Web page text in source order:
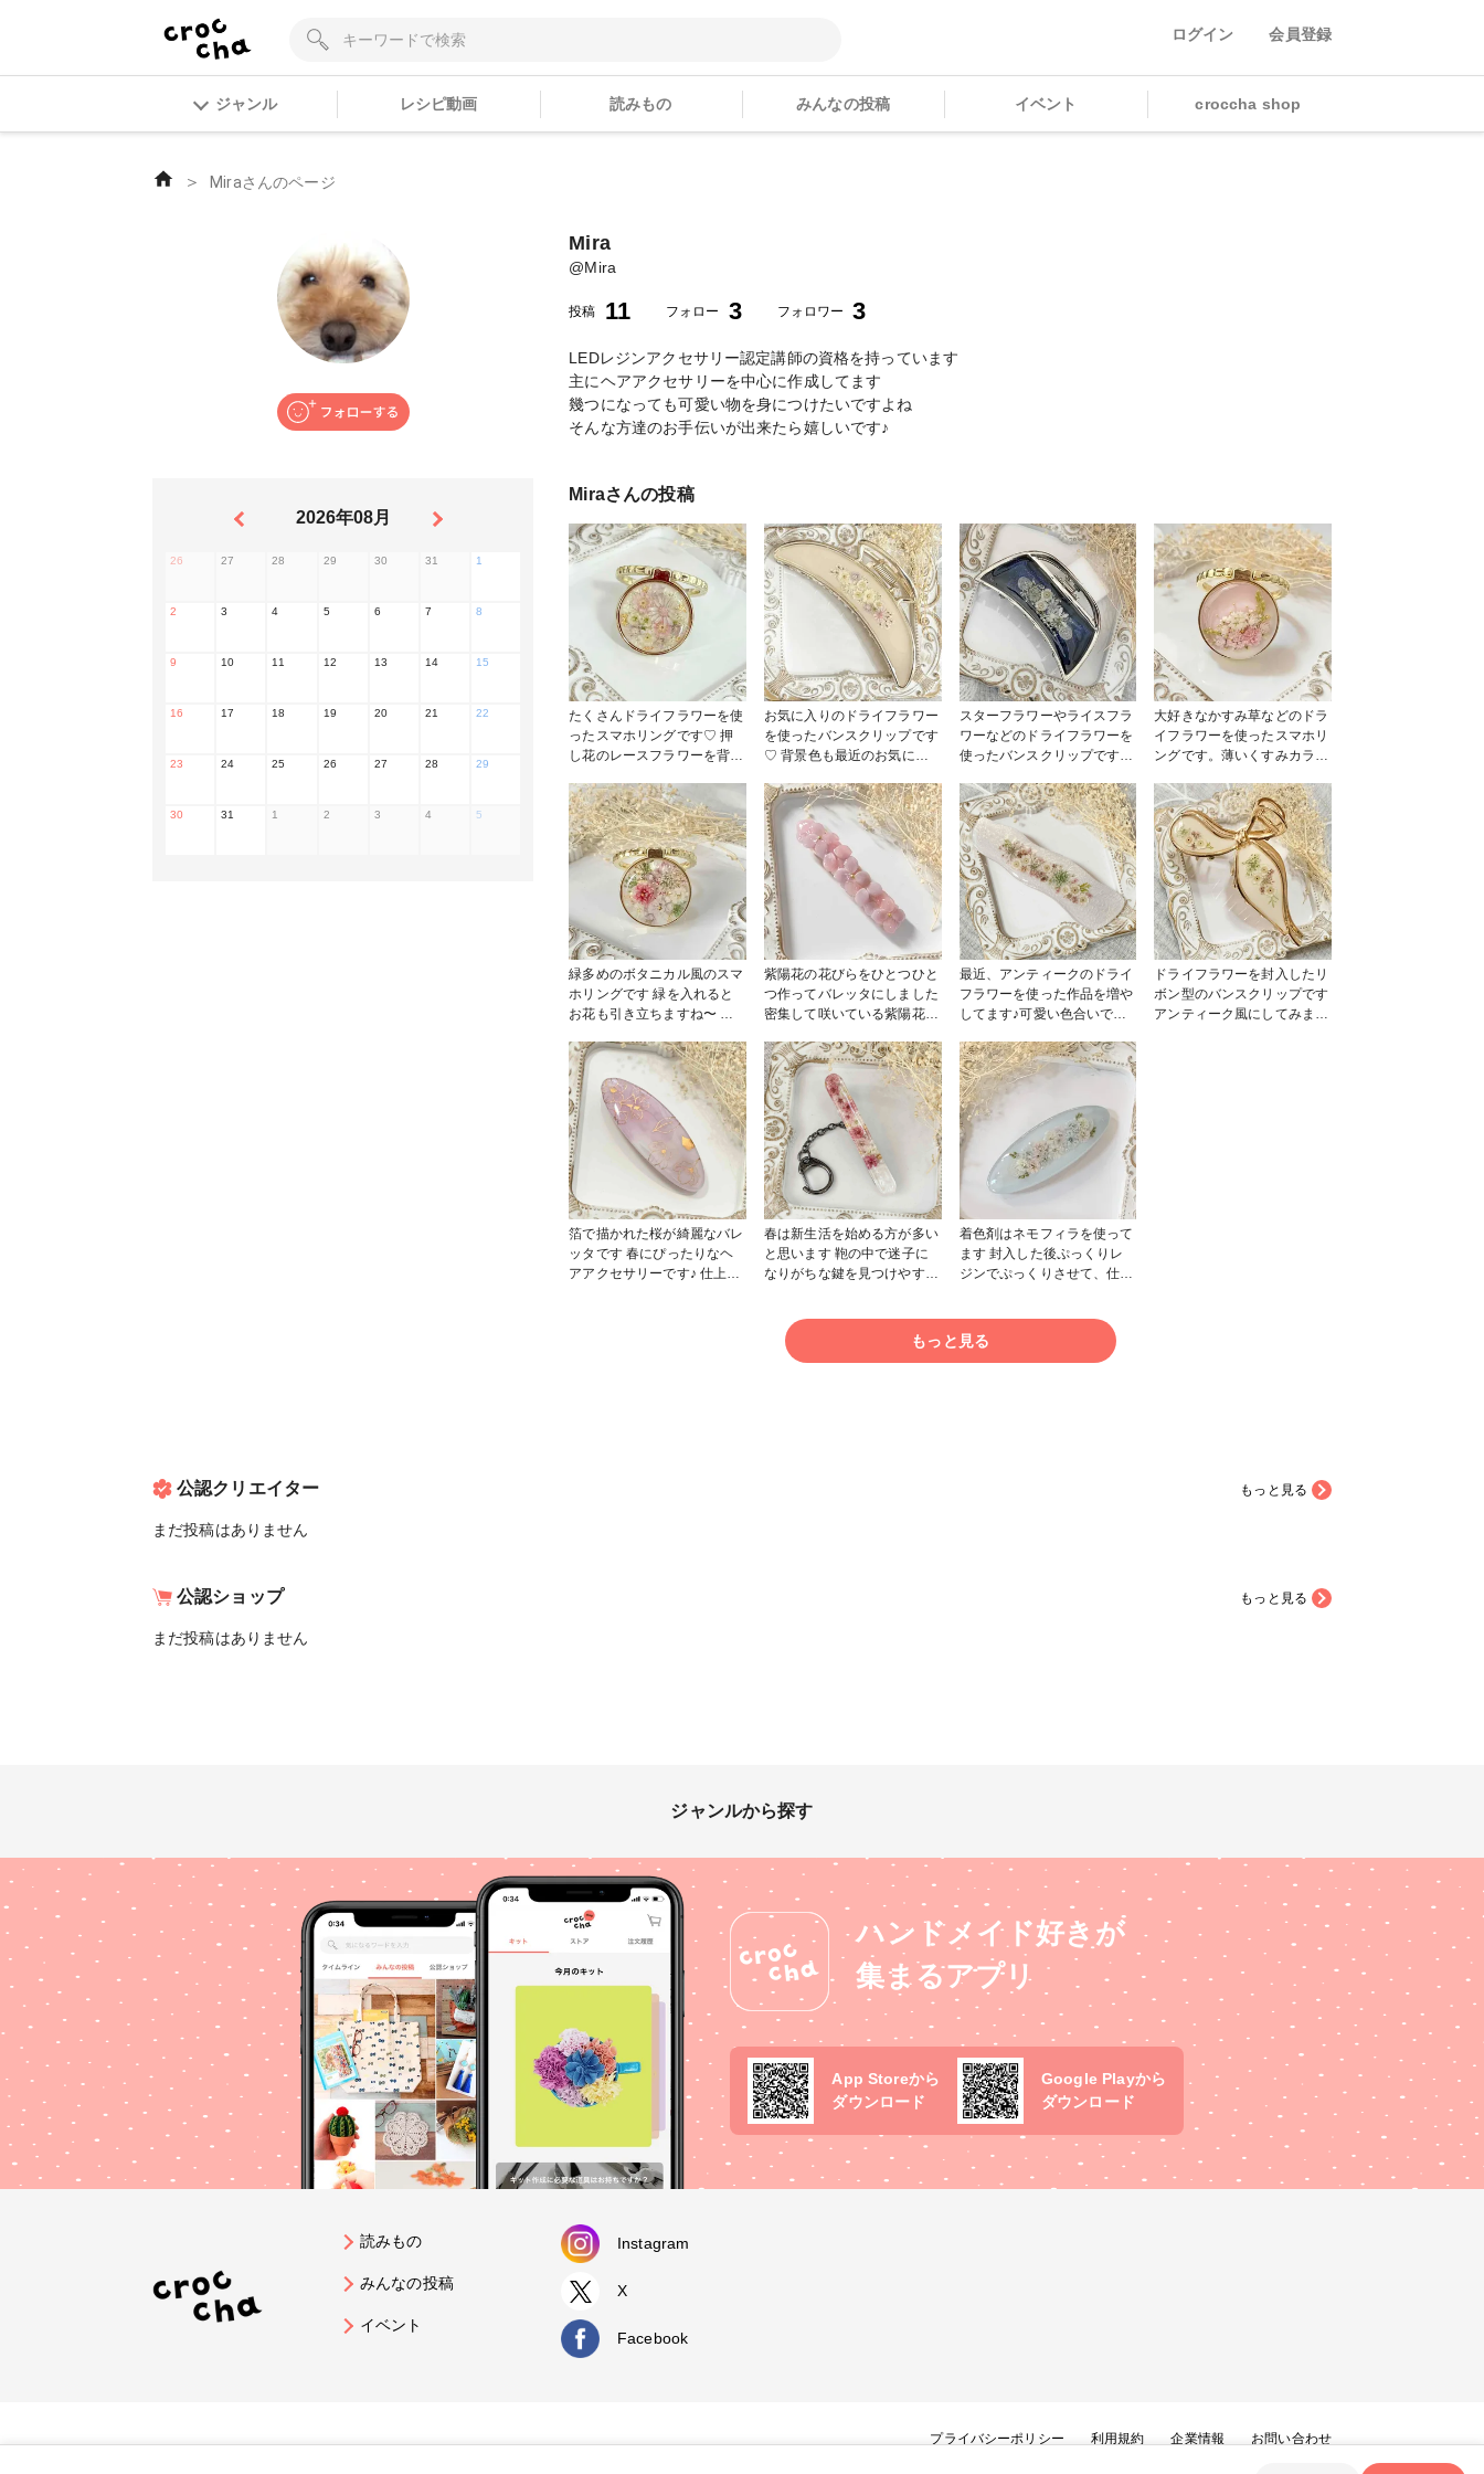
ログイン 会員登録
ジャンル レシピ動画 読みもの みんなの投稿 イベント croccha shop
＞ Miraさんのページ
2026年08月
26 27 28 29 30 31 1
2 3 4 5 6 7 8
9 10 11 12 13 14 15
16 17 18 19 20 21 22
23 24 25 26 27 28 29
30 31 1 2 3 4 5
Mira
@Mira
投稿 11 フォロー 3 フォロワー 3
LEDレジンアクセサリー認定講師の資格を持っています
主にヘアアクセサリーを中心に作成してます
幾つになっても可愛い物を身につけたいですよね
そんな方達のお手伝いが出来たら嬉しいです♪
Miraさんの投稿
たくさんドライフラワーを使
ったスマホリングです♡ 押
し花のレースフラワーを背景
お店では売っていない世界に
ひとつだけのスマホリングで
す #Bお花コース #投稿プレ
ゼントキャンペーン2025 #ス
マホアクセ
お気に入りのドライフラワー
を使ったバンスクリップです
♡ 背景色も最近のお気に入
髪にぴったり #Bお花コース
#投稿プレゼントキャンペー
ン2025 #ヘアアクセサリー
スターフラワーやライスフラ
ワーなどのドライフラワーを
使ったバンスクリップです
ました☆ 派手すぎず、地味
すぎず、普段使いからお仕事
まで使えるような感じに仕上
げました♪ #出版記念レジン
作品コンテスト #ヘアアクセ
サリー
大好きなかすみ草などのドラ
イフラワーを使ったスマホリ
ングです。薄いくすみカラー
なってます ゴールドブリオ
ンを散りばめて華やかにした
ところがポイントです #出版
記念レジン作品コンテスト #
販売中 #スマホアクセ
緑多めのボタニカル風のスマ
ホリングです 緑を入れると
お花も引き立ちますね〜 世
グです #HappyMother'sDay
作品コンテスト #スマホアク
セ #メルカリshopsやminne
で販売中
紫陽花の花びらをひとつひと
つ作ってバレッタにしました
密集して咲いている紫陽花を
の日にピンクの紫陽花を贈る
方も多いそうです
#HappyMother'sDay作品コ
ンテスト #ヘアアクセサリー
#メルカリshopsやminneで
販売中
最近、アンティークのドライ
フラワーを使った作品を増や
してます♪可愛い色合いで気
イト系のレース調にしてみま
した♡ 10cmのバレッタなの
で、まとめ髪にもお勧めです
(^.^) #春の作品コンテスト
2024 #ヘアアクセサリー #メ
ルカリshopsやminneで販売
中
ドライフラワーを封入したリ
ボン型のバンスクリップです
アンティーク風にしてみまし
箔で描かれた桜が綺麗なバレ
ッタです 春にぴったりなヘ
アアクセサリーです♪ 仕上げ
春は新生活を始める方が多い
と思います 鞄の中で迷子に
なりがちな鍵を見つけやすく
春の作品コンテスト2024 #メ
ルカリshops、minneなどで
着色剤はネモフィラを使って
ます 封入した後ぷっくりレ
ジンでぷっくりさせて、仕上
る艶に仕上がるのでお気に入
りです #作家のためのレジン
もっと見る
公認クリエイター もっと見る
まだ投稿はありません
公認ショップ もっと見る
まだ投稿はありません
ジャンルから探す
ハンドメイド好きが
集まるアプリ
App Storeから
ダウンロード
Google Playから
ダウンロード
読みもの
みんなの投稿
イベント
Instagram
X
Facebook
プライバシーポリシー 利用規約 企業情報 お問い合わせ